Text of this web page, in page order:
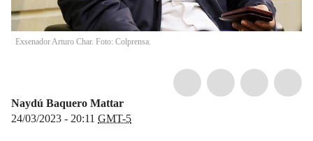
Exsenador Arturo Char. Foto: Colprensa.
Naydú Baquero Mattar
24/03/2023 - 20:11 GMT-5